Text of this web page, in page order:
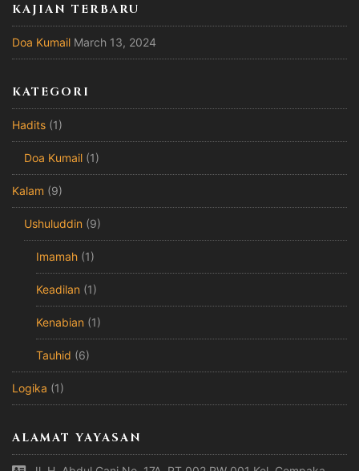
KAJIAN TERBARU
Doa Kumail March 13, 2024
KATEGORI
Hadits (1)
Doa Kumail (1)
Kalam (9)
Ushuluddin (9)
Imamah (1)
Keadilan (1)
Kenabian (1)
Tauhid (6)
Logika (1)
ALAMAT YAYASAN